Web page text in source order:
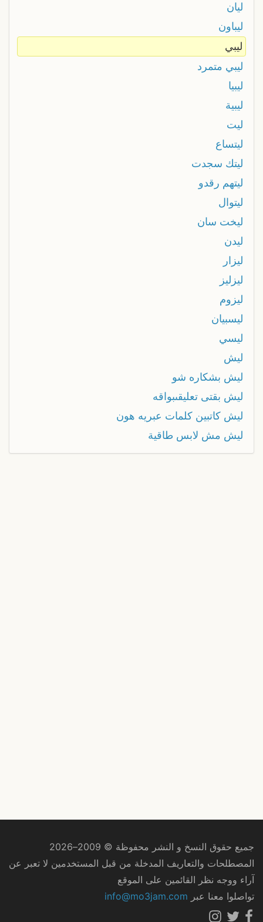
ليان
ليباون
ليبي
ليبي متمرد
ليبيا
ليبية
ليت
ليتساع
ليتك سجدت
ليتهم رقدو
ليتوال
ليخت سان
ليدن
ليزار
ليزليز
ليزوم
ليسبيان
ليسي
ليش
ليش بشكاره شو
ليش بقتى تعليقىبواقه
ليش كاتبين كلمات عبريه هون
ليش مش لابس طاقية
جميع حقوق النسخ و النشر محفوظة © 2009–2026
المصطلحات والتعاريف المدخلة من قبل المستخدمين لا تعبر عن
آراء ووجه نظر القائمين على الموقع
تواصلوا معنا عبر info@mo3jam.com